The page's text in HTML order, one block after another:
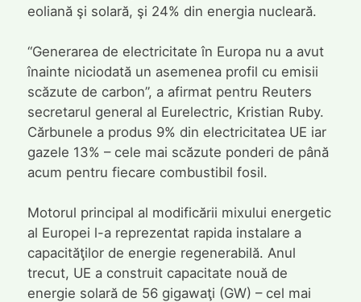
eoliană şi solară, şi 24% din energia nucleară.
“Generarea de electricitate în Europa nu a avut
înainte niciodată un asemenea profil cu emisii
scăzute de carbon”, a afirmat pentru Reuters
secretarul general al Eurelectric, Kristian Ruby.
Cărbunele a produs 9% din electricitatea UE iar
gazele 13% – cele mai scăzute ponderi de până
acum pentru fiecare combustibil fosil.
Motorul principal al modificării mixului energetic
al Europei l-a reprezentat rapida instalare a
capacităţilor de energie regenerabilă. Anul
trecut, UE a construit capacitate nouă de
energie solară de 56 gigawaţi (GW) – cel mai